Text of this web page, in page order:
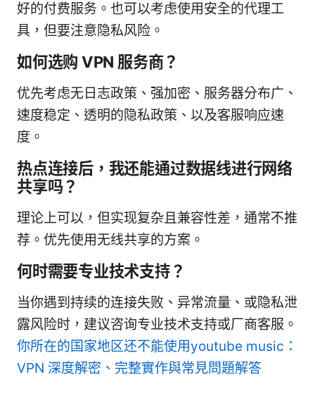
好的付费服务。也可以考虑使用安全的代理工
具，但要注意隐私风险。
如何选购 VPN 服务商？
优先考虑无日志政策、强加密、服务器分布广、
速度稳定、透明的隐私政策、以及客服响应速
度。
热点连接后，我还能通过数据线进行网络
共享吗？
理论上可以，但实现复杂且兼容性差，通常不推
荐。优先使用无线共享的方案。
何时需要专业技术支持？
当你遇到持续的连接失败、异常流量、或隐私泄
露风险时，建议咨询专业技术支持或厂商客服。
你所在的国家地区还不能使用youtube music：
VPN 深度解密、完整實作與常見問題解答